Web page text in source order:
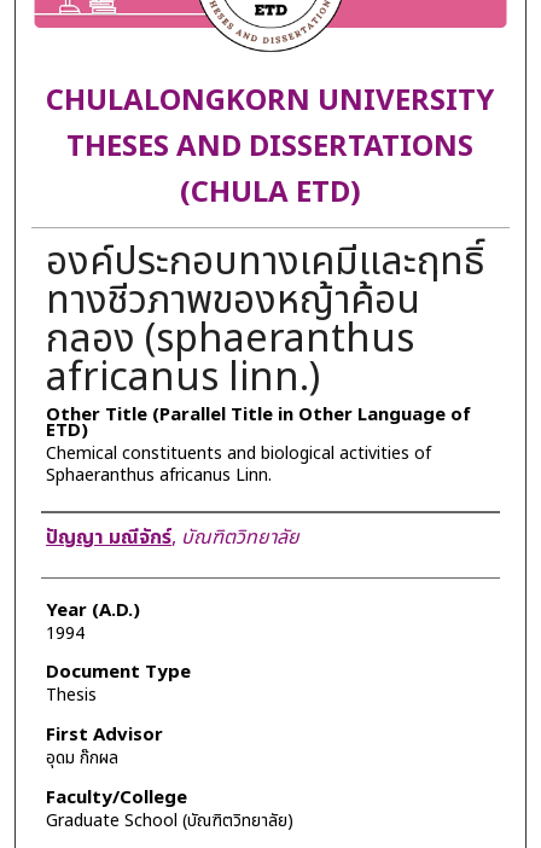
CHULALONGKORN UNIVERSITY
THESES AND DISSERTATIONS
(CHULA ETD)
องค์ประกอบทางเคมีและฤทธิ์
ทางชีวภาพของหญ้าค้อน
กลอง (sphaeranthus
africanus linn.)
Other Title (Parallel Title in Other Language of
ETD)
Chemical constituents and biological activities of
Sphaeranthus africanus Linn.
Author
ปัญญา มณีจักร์, บัณฑิตวิทยาลัย
Year (A.D.)
1994
Document Type
Thesis
First Advisor
อุดม ก๊กผล
Faculty/College
Graduate School (บัณฑิตวิทยาลัย)